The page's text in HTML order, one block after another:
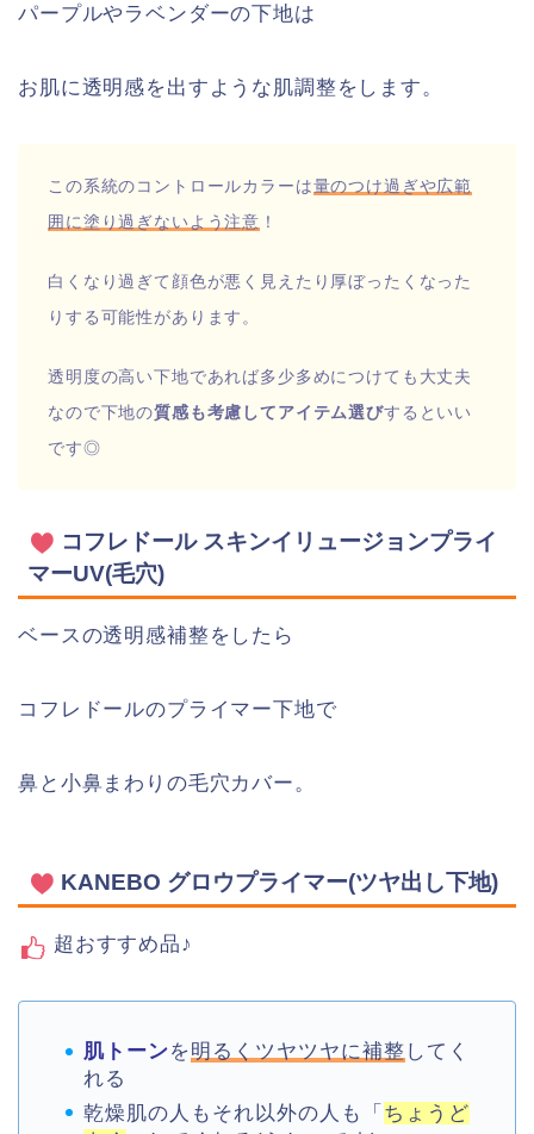
パープルやラベンダーの下地は
お肌に透明感を出すような肌調整をします。
この系統のコントロールカラーは量のつけ過ぎや広範
囲に塗り過ぎないよう注意 ！
白くなり過ぎて顔色が悪く見えたり厚ぼったくなった
りする可能性があります。
透明度の高い下地であれば多少多めにつけても大丈夫
なので下地の質感も考慮してアイテム選びするといい
です◎
コフレドール スキンイリュージョンプライ
マーUV(毛穴)
ベースの透明感補整をしたら
コフレドールのプライマー下地で
鼻と小鼻まわりの毛穴カバー。
KANEBO グロウプライマー(ツヤ出し下地)
超おすすめ品♪
肌トーンを明るくツヤツヤに補整 してく
れる
乾燥肌の人もそれ以外の人も「 ちょうど